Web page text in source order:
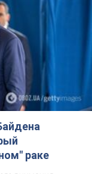
раке